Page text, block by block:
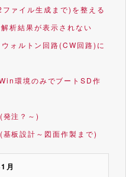
ァイル生成まで)を整える
析結果が表示されない
ォルトン回路(CW回路)に
環境のみでブートSD作
注？～)
板設計～図面作製まで)
月